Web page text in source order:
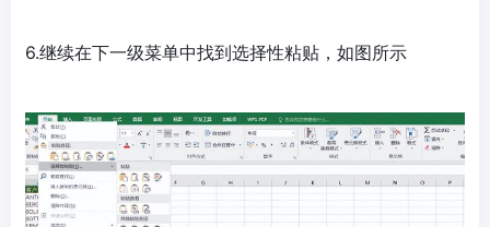
6.继续在下一级菜单中找到选择性粘贴，如图所示